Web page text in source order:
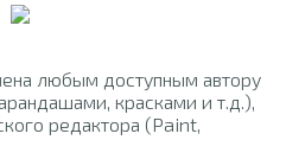
любым доступным автору
красками и т.д.),
редактора (Paint,